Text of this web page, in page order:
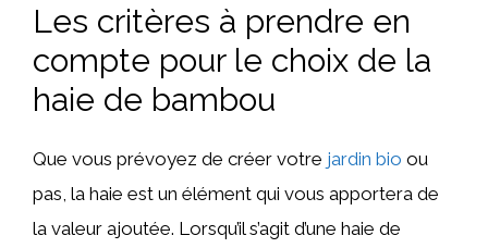
Les critères à prendre en
compte pour le choix de la
haie de bambou
Que vous prévoyez de créer votre jardin bio ou
pas, la haie est un élément qui vous apportera de
la valeur ajoutée. Lorsqu’il s’agit d’une haie de